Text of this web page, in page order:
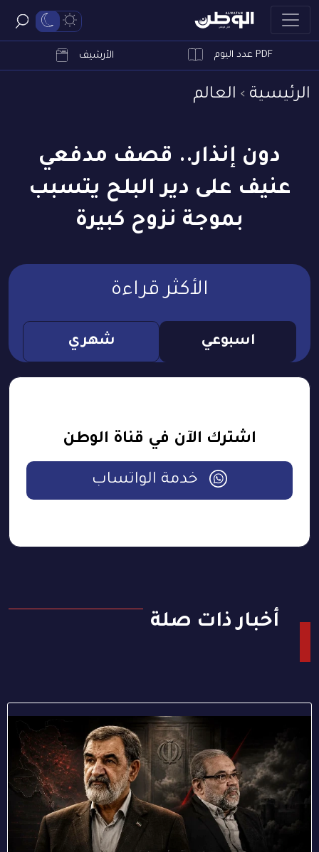
PDF عدد اليوم الأرشيف
الرئيسية العالم
دون إنذار.. قصف مدفعي
عنيف على دير البلح يتسبب
بموجة نزوح كبيرة
الأكثر قراءة
اسبوعي شهري
اشترك الآن في قناة الوطن
خدمة الواتساب
أخبار ذات صلة